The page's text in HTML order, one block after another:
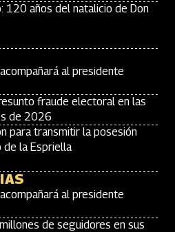
120 años del natalicio de Don
al presidente
fraude electoral en las
de 2026
para transmitir la posesión
de la Espriella
al presidente
de seguidores en sus